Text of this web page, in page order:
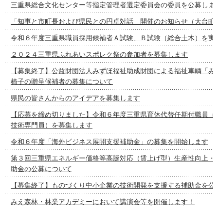
三重県総合文化センター等指定管理者選定委員会の委員を公募しま
「知事と市町長および県民との円卓対話」開催のお知らせ（大台町
令和６年度三重県職員採用候補者Ａ試験、Ｂ試験（総合土木）を実
２０２４三重県ふれあいスポレク祭の参加者を募集します
【募集終了】公益財団法人みずほ福祉助成財団による福祉車輌「
椅子の贈呈候補者の募集について
県民の皆さんからのアイデアを募集します
【応募を締め切りました】令和６年度三重県育休代替任期付職員
技術専門員）を募集します
令和６年度「海外ビジネス展開支援補助金」の募集を開始します
第３回三重県エネルギー価格等高騰対応（賃上げ型）生産性向上・
助金の公募について
【募集終了】ものづくり中小企業の技術開発を支援する補助金を公
みえ森林・林業アカデミーにおいて講演会等を開催します！